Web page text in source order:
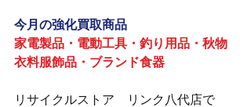
今月の強化買取商品
家電製品・電動工具・釣り用品・秋物
衣料服飾品・ブランド食器
リサイクルストア　リンク八代店で